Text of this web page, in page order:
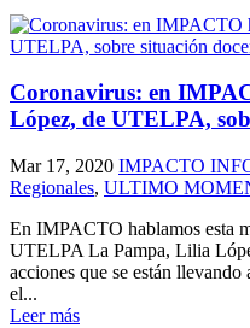
Coronavirus: en
López, de UTELPA,
Mar 17, 2020 IMPACTO
Regionales, ULTIMO
En IMPACTO hablamos esta
UTELPA La Pampa, Lilia
acciones que se están
el...
Leer más